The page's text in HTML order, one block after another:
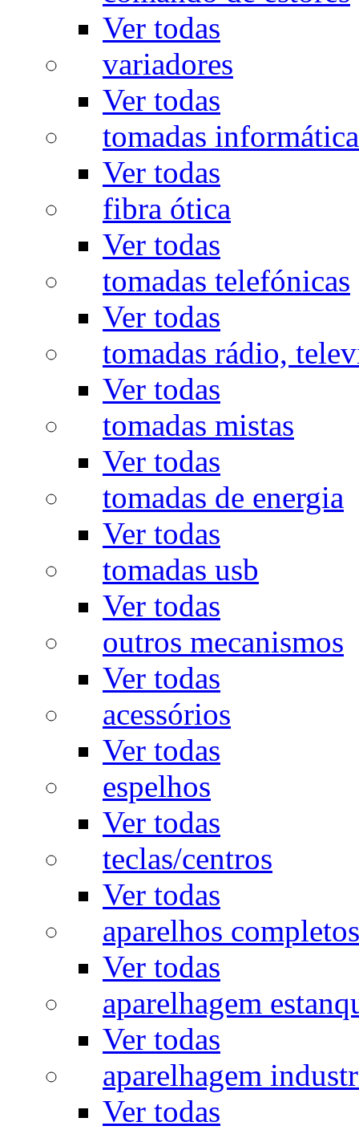
Ver todas
variadores
Ver todas
tomadas
Ver todas
fibra ótica
Ver todas
tomadas telefónicas
Ver todas
tomadas rádio,
Ver todas
tomadas mistas
Ver todas
tomadas de energia
Ver todas
tomadas usb
Ver todas
outros mecanismos
Ver todas
acessórios
Ver todas
espelhos
Ver todas
teclas/centros
Ver todas
aparelhos completos
Ver todas
aparelhagem
Ver todas
aparelhagem
Ver todas